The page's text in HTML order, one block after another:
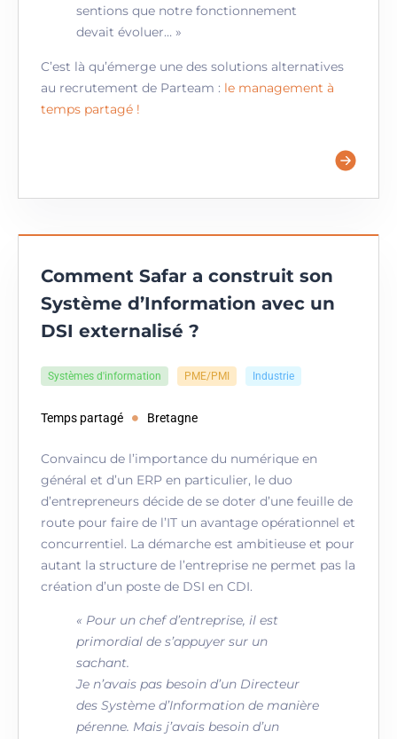
sentions que notre fonctionnement
devait évoluer… »
C’est là qu’émerge une des solutions alternatives
au recrutement de Parteam : le management à
temps partagé !
Comment Safar a construit son
Système d’Information avec un
DSI externalisé ?
Systèmes d'information PME/PMI Industrie
Temps partagé Bretagne
Convaincu de l’importance du numérique en
général et d’un ERP en particulier, le duo
d’entrepreneurs décide de se doter d’une feuille de
route pour faire de l’IT un avantage opérationnel et
concurrentiel. La démarche est ambitieuse et pour
autant la structure de l’entreprise ne permet pas la
création d’un poste de DSI en CDI.
« Pour un chef d’entreprise, il est
primordial de s’appuyer sur un
sachant.
Je n’avais pas besoin d’un Directeur
des Système d’Information de manière
pérenne. Mais j’avais besoin d’un